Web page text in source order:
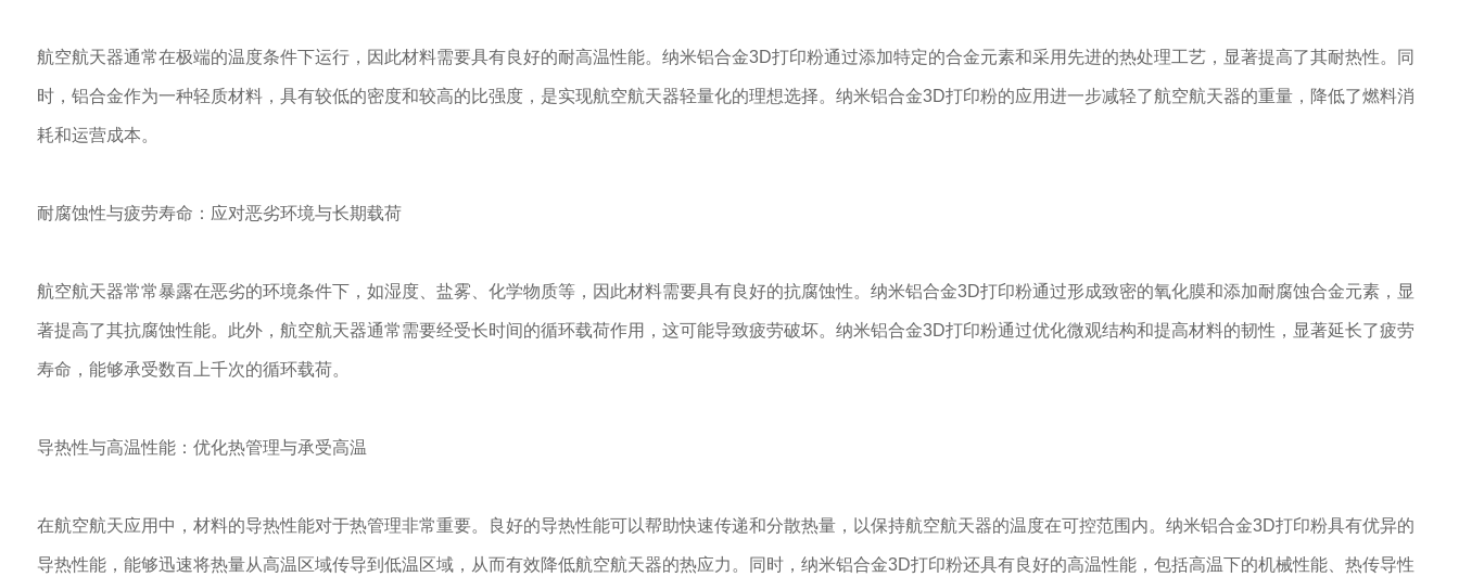
航空航天器通常在极端的温度条件下运行，因此材料需要具有良好的耐高温性能。纳米铝合金3D打印粉通过添加特定的合金元素和采用先进的热处理工艺，显著提高了其耐热性。同
时，铝合金作为一种轻质材料，具有较低的密度和较高的比强度，是实现航空航天器轻量化的理想选择。纳米铝合金3D打印粉的应用进一步减轻了航空航天器的重量，降低了燃料消
耗和运营成本。
耐腐蚀性与疲劳寿命：应对恶劣环境与长期载荷
航空航天器常常暴露在恶劣的环境条件下，如湿度、盐雾、化学物质等，因此材料需要具有良好的抗腐蚀性。纳米铝合金3D打印粉通过形成致密的氧化膜和添加耐腐蚀合金元素，显
著提高了其抗腐蚀性能。此外，航空航天器通常需要经受长时间的循环载荷作用，这可能导致疲劳破坏。纳米铝合金3D打印粉通过优化微观结构和提高材料的韧性，显著延长了疲劳
寿命，能够承受数百上千次的循环载荷。
导热性与高温性能：优化热管理与承受高温
在航空航天应用中，材料的导热性能对于热管理非常重要。良好的导热性能可以帮助快速传递和分散热量，以保持航空航天器的温度在可控范围内。纳米铝合金3D打印粉具有优异的
导热性能，能够迅速将热量从高温区域传导到低温区域，从而有效降低航空航天器的热应力。同时，纳米铝合金3D打印粉还具有良好的高温性能，包括高温下的机械性能、热传导性